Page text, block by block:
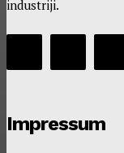
industriji.
Impressum